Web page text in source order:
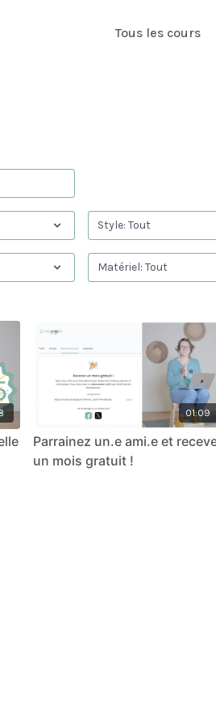
Tous les cours
01:09
Parrainez un.e ami.e et
un mois gratuit !